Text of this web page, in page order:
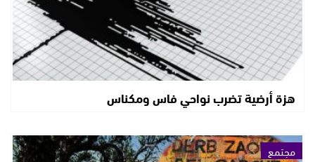
هزة أرضية تضرب نواحي فاس ومكناس
مجتمع